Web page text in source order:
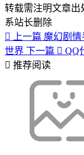
转载需注明文章出
系站长删除
上一篇 魔幻剧
世界 下一篇
QQ
推荐阅读